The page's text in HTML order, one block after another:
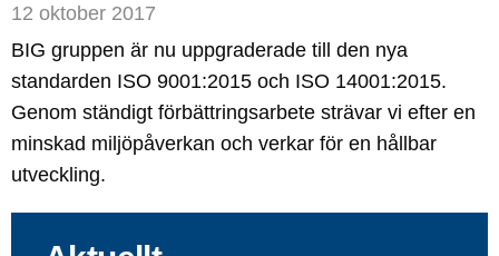
12 oktober 2017
BIG gruppen är nu uppgraderade till den nya
standarden ISO 9001:2015 och ISO 14001:2015.
Genom ständigt förbättringsarbete strävar vi efter en
minskad miljöpåverkan och verkar för en hållbar
utveckling.